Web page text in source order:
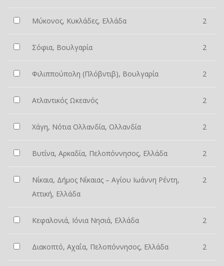
Μύκονος, Κυκλάδες, Ελλάδα 2
Σόφια, Βουλγαρία 2
Φιλιππούπολη (Πλόβντιβ), Βουλγαρία 2
Ατλαντικός Ωκεανός 2
Χάγη, Νότια Ολλανδία, Ολλανδία 2
Βυτίνα, Αρκαδία, Πελοπόννησος, Ελλάδα 2
Νίκαια, Δήμος Νίκαιας – Αγίου Ιωάννη Ρέντη,
Αττική, Ελλάδα
2
Κεφαλονιά, Ιόνια Νησιά, Ελλάδα 2
Διακοπτό, Αχαΐα, Πελοπόννησος, Ελλάδα 2